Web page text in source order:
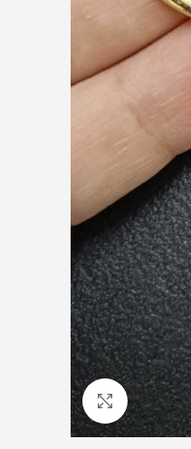
Clique